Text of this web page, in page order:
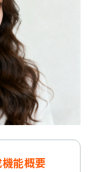
能概要